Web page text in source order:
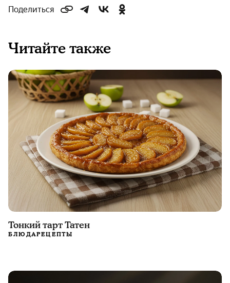
Поделиться
Читайте также
Тонкий тарт Татен
БЛЮДАРЕЦЕПТЫ